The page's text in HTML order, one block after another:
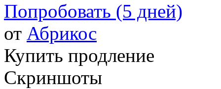
Попробовать (5 дней)
от Абрикос
Купить продление
Скриншоты